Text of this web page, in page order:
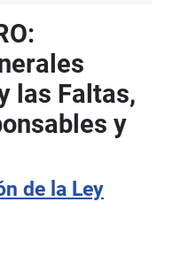
las Faltas,
y
de la Ley